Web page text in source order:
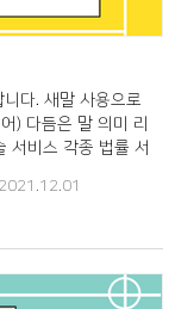
다. 새말 사용으로
) 다듬은 말 의미 리
서비스 각종 법률 서
서비스하는 것이 일
수익 전략 친환경
거나 환경을 보전하
2021.12.01